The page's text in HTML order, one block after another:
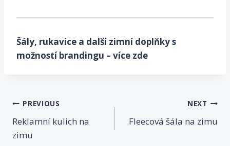
Šály, rukavice a další zimní doplňky s
možností brandingu – více zde
PREVIOUS
Reklamní kulich na
zimu
NEXT
Fleecová šála na zimu